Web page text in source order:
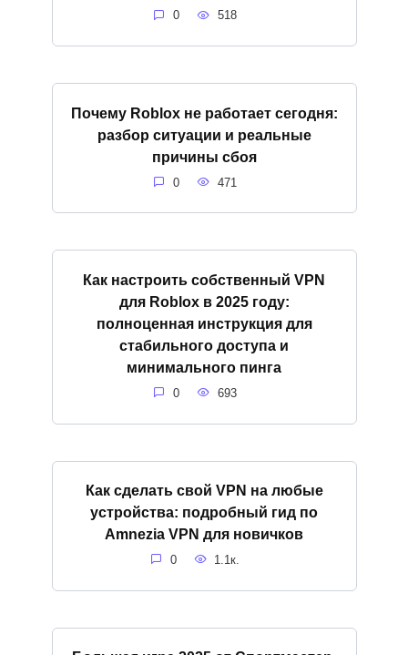
0 518
Почему Roblox не работает сегодня:
разбор ситуации и реальные
причины сбоя
0 471
Как настроить собственный VPN
для Roblox в 2025 году:
полноценная инструкция для
стабильного доступа и
минимального пинга
0 693
Как сделать свой VPN на любые
устройства: подробный гид по
Amnezia VPN для новичков
0 1.1к.